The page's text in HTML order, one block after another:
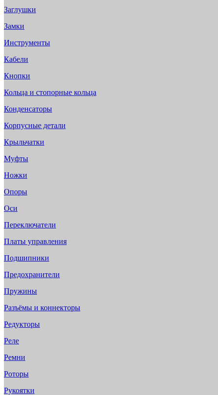
Заглушки
Замки
Инструменты
Кабели
Кнопки
Кольца и стопорные кольца
Конденсаторы
Корпусные детали
Крыльчатки
Муфты
Ножки
Опоры
Оси
Переключатели
Платы управления
Подшипники
Предохранители
Пружины
Разъёмы и коннекторы
Редукторы
Реле
Ремни
Роторы
Рукоятки